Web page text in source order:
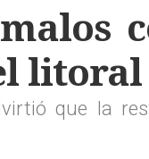
litoral
que la